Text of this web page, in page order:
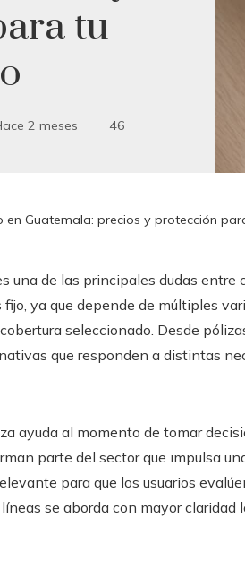
tu
2 meses 46
en Guatemala: precios y protección
una de las principales dudas entre
ya que depende de múltiples
seleccionado. Desde
que responden a distintas
ayuda al momento de tomar
parte del sector que impulsa
para que los usuarios
se aborda con mayor claridad